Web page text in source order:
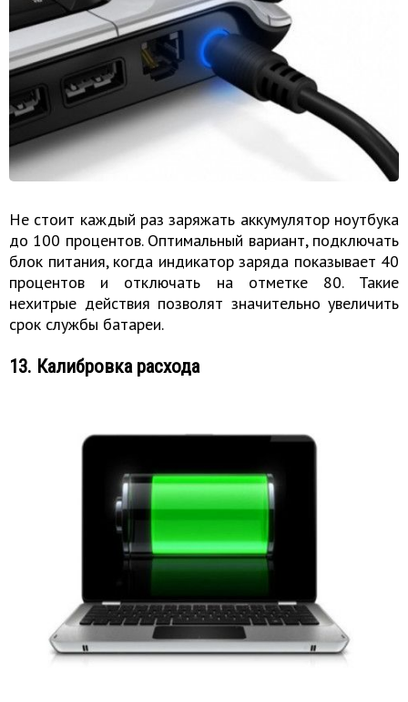
Не стоит каждый раз заряжать аккумулятор ноутбука
до 100 процентов. Оптимальный вариант, подключать
блок питания, когда индикатор заряда показывает 40
процентов и отключать на отметке 80. Такие
нехитрые действия позволят значительно увеличить
срок службы батареи.
13. Калибровка расхода